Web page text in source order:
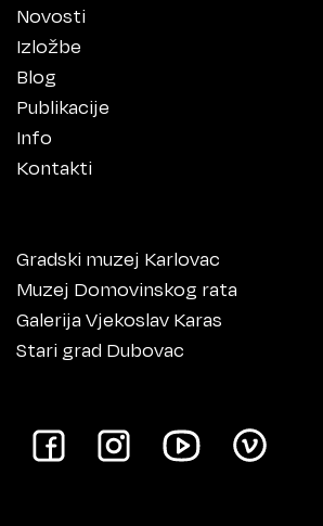
Novosti
Izložbe
Blog
Publikacije
Info
Kontakti
Gradski muzej Karlovac
Muzej Domovinskog rata
Galerija Vjekoslav Karas
Stari grad Dubovac